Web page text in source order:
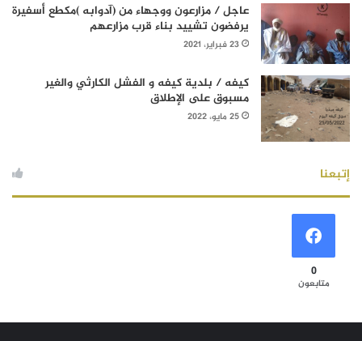
عاجل / مزارعون ووجهاء من (آدوابه )مكطع أسفيرة
يرفضون تشييد بناء قرب مزارعهم
23 فبراير، 2021
كيفه / بلدية كيفه و الفشل الكارثي والغير
مسبوق على الإطلاق
25 مايو، 2022
إتبعنا
0
متابعون